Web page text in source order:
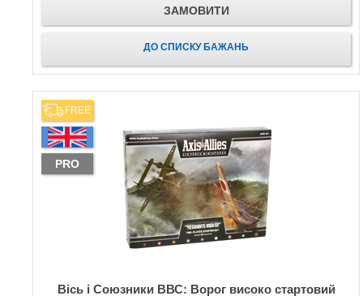
ЗАМОВИТИ
ДО СПИСКУ БАЖАНЬ
FREE
PRO
Вісь і Союзники ВВС: Ворог високо стартовий